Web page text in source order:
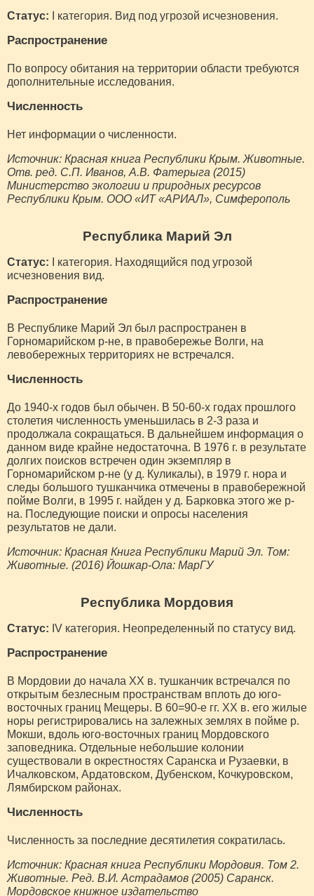
Статус: I категория. Вид под угрозой исчезновения.
Распространение
По вопросу обитания на территории области требуются
дополнительные исследования.
Численность
Нет информации о численности.
Источник: Красная книга Республики Крым. Животные.
Отв. ред. С.П. Иванов, А.В. Фатерыга (2015)
Министерство экологии и природных ресурсов
Республики Крым. ООО «ИТ «АРИАЛ», Симферополь
Республика Марий Эл
Статус: I категория. Находящийся под угрозой
исчезновения вид.
Распространение
В Республике Марий Эл был распространен в
Горномарийском р-не, в правобережье Волги, на
левобережных территориях не встречался.
Численность
До 1940-х годов был обычен. В 50-60-х годах прошлого
столетия численность уменьшилась в 2-3 раза и
продолжала сокращаться. В дальнейшем информация о
данном виде крайне недостаточна. В 1976 г. в результате
долгих поисков встречен один экземпляр в
Горномарийском р-не (у д. Куликалы), в 1979 г. нора и
следы большого тушканчика отмечены в правобережной
пойме Волги, в 1995 г. найден у д. Барковка этого же р-
на. Последующие поиски и опросы населения
результатов не дали.
Источник: Красная Книга Республики Марий Эл. Том:
Животные. (2016) Йошкар-Ола: МарГУ
Республика Мордовия
Статус: IV категория. Неопределенный по статусу вид.
Распространение
В Мордовии до начала XX в. тушканчик встречался по
открытым безлесным пространствам вплоть до юго-
восточных границ Мещеры. В 60=90-е гг. XX в. его жилые
норы регистрировались на залежных землях в пойме р.
Мокши, вдоль юго-восточных границ Мордовского
заповедника. Отдельные небольшие колонии
существовали в окрестностях Саранска и Рузаевки, в
Ичалковском, Ардатовском, Дубенском, Кочкуровском,
Лямбирском районах.
Численность
Численность за последние десятилетия сократилась.
Источник: Красная книга Республики Мордовия. Том 2.
Животные. Ред. В.И. Астрадамов (2005) Саранск.
Мордовское книжное издательство